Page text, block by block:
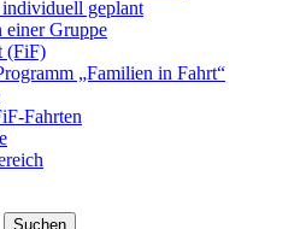
geplant
einer Gruppe
(FiF)
„Familien in Fahrt“
Fahrten